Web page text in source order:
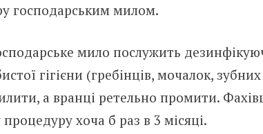
господарським милом.
мило послужить
гігієни (гребінців, мочалок,
а вранці ретельно промити.
процедуру хоча б раз в 3 місяці.